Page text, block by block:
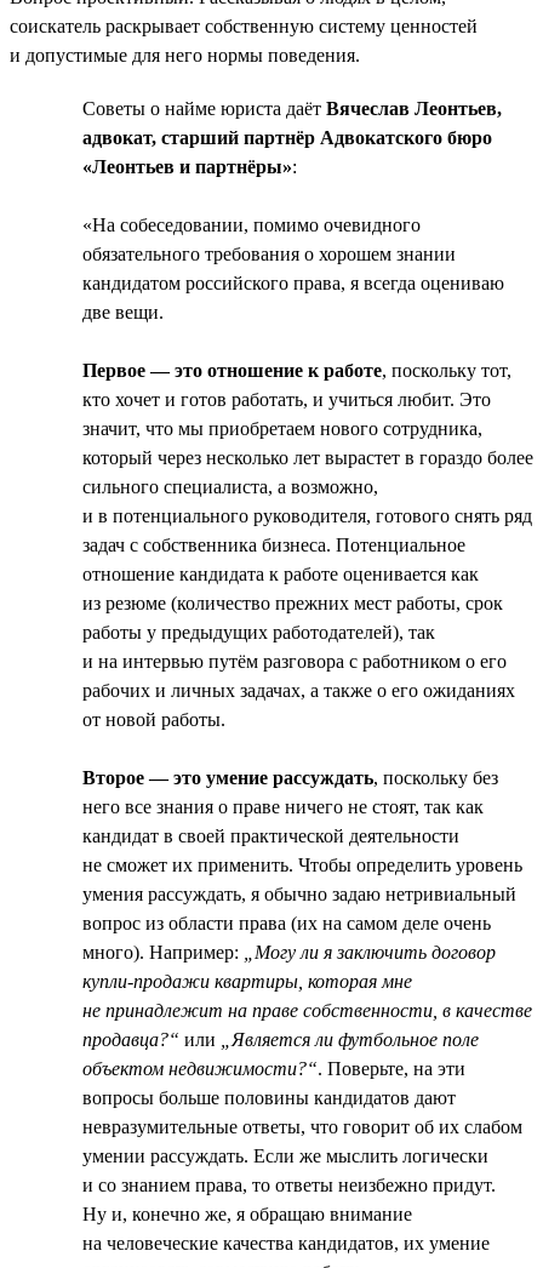
соискатель раскрывает собственную систему ценностей
и допустимые для него нормы поведения.
Советы о найме юриста даёт Вячеслав Леонтьев,
адвокат, старший партнёр Адвокатского бюро
«Леонтьев и партнёры»:
«На собеседовании, помимо очевидного
обязательного требования о хорошем знании
кандидатом российского права, я всегда оцениваю
две вещи.
Первое — это отношение к работе, поскольку тот,
кто хочет и готов работать, и учиться любит. Это
значит, что мы приобретаем нового сотрудника,
который через несколько лет вырастет в гораздо более
сильного специалиста, а возможно,
и в потенциального руководителя, готового снять ряд
задач с собственника бизнеса. Потенциальное
отношение кандидата к работе оценивается как
из резюме (количество прежних мест работы, срок
работы у предыдущих работодателей), так
и на интервью путём разговора с работником о его
рабочих и личных задачах, а также о его ожиданиях
от новой работы.
Второе — это умение рассуждать, поскольку без
него все знания о праве ничего не стоят, так как
кандидат в своей практической деятельности
не сможет их применить. Чтобы определить уровень
умения рассуждать, я обычно задаю нетривиальный
вопрос из области права (их на самом деле очень
много). Например:
„Могу ли я заключить договор
купли-продажи квартиры, которая мне
не принадлежит на праве собственности, в качестве
продавца?“ или
„Является ли футбольное поле
объектом недвижимости?“. Поверьте, на эти
вопросы больше половины кандидатов дают
невразумительные ответы, что говорит об их слабом
умении рассуждать. Если же мыслить логически
и со знанием права, то ответы неизбежно придут.
Ну и, конечно же, я обращаю внимание
на человеческие качества кандидатов, их умение